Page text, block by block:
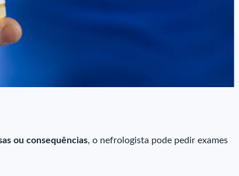
ou consequências, o nefrologista pode pedir exames